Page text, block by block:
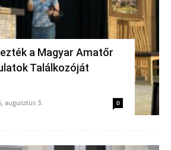
a Magyar Amatőr
Találkozóját
augusztus 3. 0